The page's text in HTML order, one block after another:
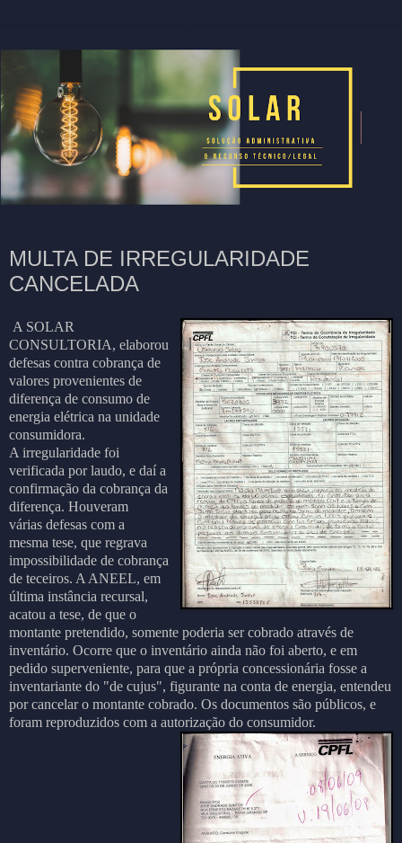
MULTA DE IRREGULARIDADE
CANCELADA
A SOLAR
CONSULTORIA, elaborou
defesas contra cobrança de
valores provenientes de
diferença de consumo de
energia elétrica na unidade
consumidora.
A irregularidade foi
verificada por laudo, e daí a
confirmação da cobrança da
diferença. Houveram
várias defesas com a
mesma tese, que regrava
impossibilidade de cobrança
de teceiros. A ANEEL, em
última instância recursal,
acatou a tese, de que o
montante pretendido, somente poderia ser cobrado através de
inventário. Ocorre que o inventário ainda não foi aberto, e em
pedido superveniente, para que a própria concessionária fosse a
inventariante do "de cujus", figurante na conta de energia, entendeu
por cancelar o montante cobrado. Os documentos são públicos, e
foram reproduzidos com a autorização do consumidor.